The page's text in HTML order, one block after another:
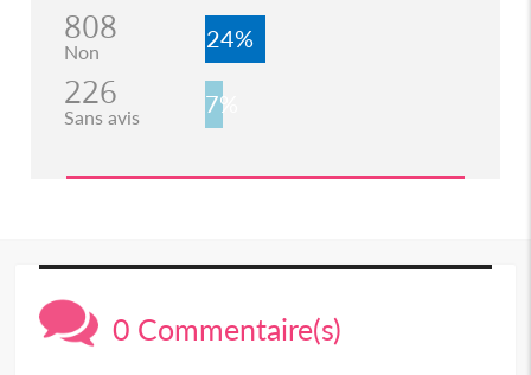
808
Non 24%
226
Sans avis 7%
0 Commentaire(s)